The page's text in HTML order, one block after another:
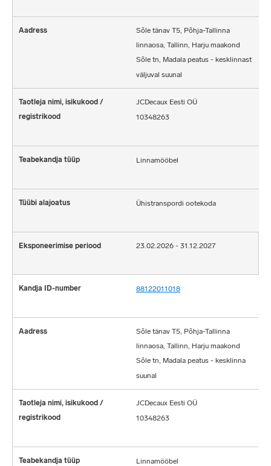
Sõle tänav T5, Põhja-Tallinna
linnaosa, Tallinn, Harju maakond
Sõle tn, Madala peatus - kesklinnast
väljuval suunal
JCDecaux Eesti OÜ
10348263
Linnamööbel
Ühistranspordi ootekoda
23.02.2026 - 31.12.2027
88122011018
Sõle tänav T5, Põhja-Tallinna
linnaosa, Tallinn, Harju maakond
Sõle tn, Madala peatus - kesklinna
suunal
JCDecaux Eesti OÜ
10348263
Linnamööbel